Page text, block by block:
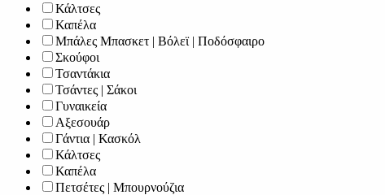
Κάλτσες
Καπέλα
Μπάλες Μπασκετ | Βόλεϊ | Ποδόσφαιρο
Σκούφοι
Τσαντάκια
Τσάντες | Σάκοι
Γυναικεία
Αξεσουάρ
Γάντια | Κασκόλ
Κάλτσες
Καπέλα
Πετσέτες | Μπουρνούζια